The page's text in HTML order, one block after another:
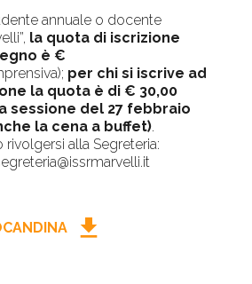
annuale o docente
la quota di iscrizione
è €
per chi si iscrive ad
la quota è di € 30,00
sessione del 27 febbraio
la cena a buffet).
rivolgersi alla Segreteria:
download